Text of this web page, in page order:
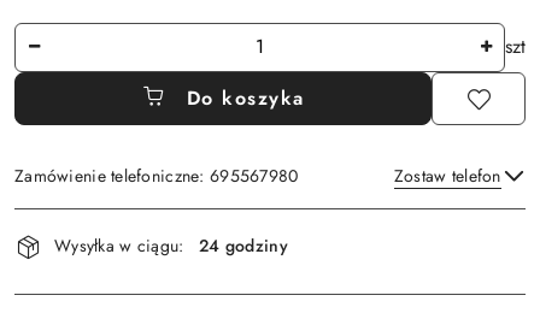
Ilość
szt
Do koszyka
Zamówienie telefoniczne: 695567980 Zostaw telefon
Dostępność
i
dostawa
Wysyłka w ciągu: 24 godziny